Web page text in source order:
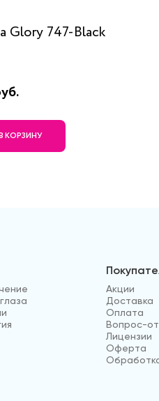
Glory 747-Black
КОРЗИНУ
Акции
Доставка
Оплата
Вопрос-
Лицензии
Оферта